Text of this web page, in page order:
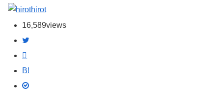
hirot
16,589views
B!